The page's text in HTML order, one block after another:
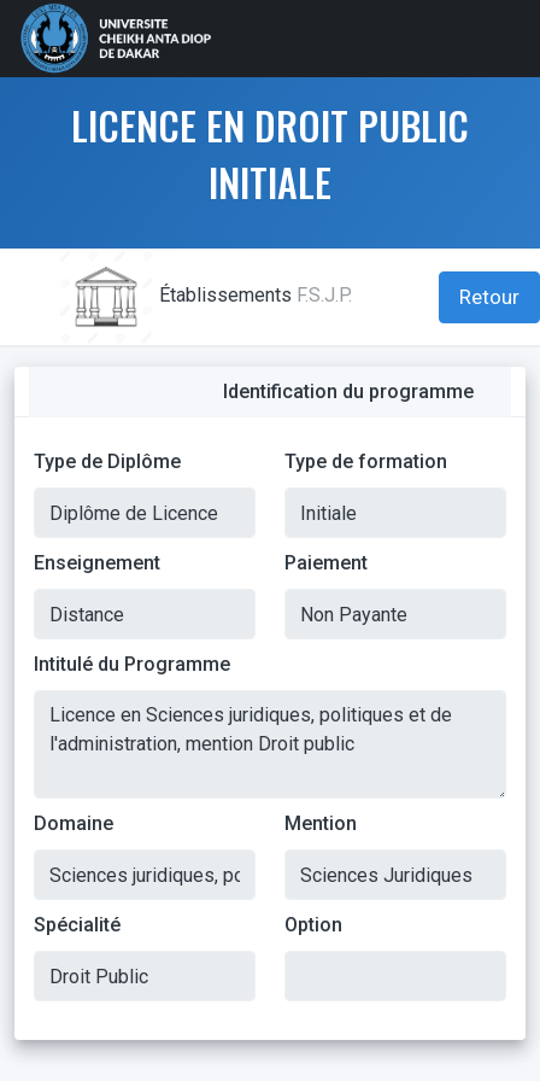
LICENCE EN DROIT PUBLIC
INITIALE
Établissements F.S.J.P. Retour
Identification du programme
Type de Diplôme Type de formation
Enseignement Paiement
Intitulé du Programme
Domaine Mention
Spécialité Option